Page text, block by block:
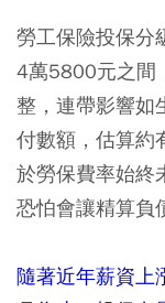
勞工保險投保分
4萬5800元之間
整，連帶影響如
付數額，估算約
於勞保費率始終
恐怕會讓精算負
隨著近年薪資上